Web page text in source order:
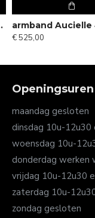
- 119114
€ 525,00
Openingsuren
maandag gesloten
dinsdag 10u-12u30
woensdag 10u-
donderdag werken
vrijdag 10u-12u30
zaterdag 10u-
zondag gesloten